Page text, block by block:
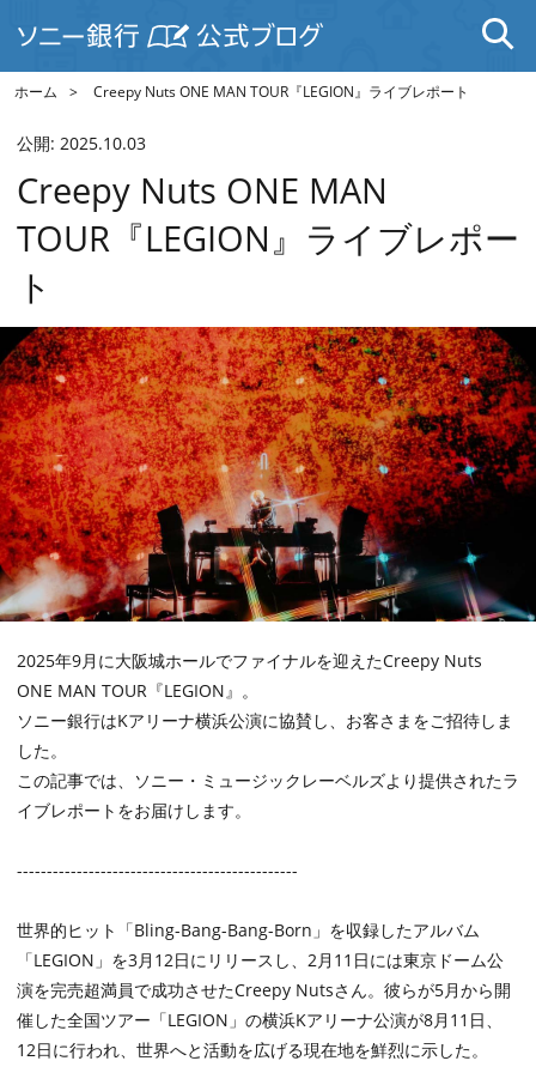
ホーム Creepy Nuts ONE MAN TOUR『LEGION』ライブレポート
公開: 2025.10.03
Creepy Nuts ONE MAN
TOUR『LEGION』ライブレポー
ト
2025年9月に大阪城ホールでファイナルを迎えたCreepy Nuts
ONE MAN TOUR『LEGION』。
ソニー銀行はKアリーナ横浜公演に協賛し、お客さまをご招待しま
した。
この記事では、ソニー・ミュージックレーベルズより提供されたラ
イブレポートをお届けします。
-----------------------------------------------
世界的ヒット「Bling-Bang-Bang-Born」を収録したアルバム
「LEGION」を3月12日にリリースし、2月11日には東京ドーム公
演を完売超満員で成功させたCreepy Nutsさん。彼らが5月から開
催した全国ツアー「LEGION」の横浜Kアリーナ公演が8月11日、
12日に行われ、世界へと活動を広げる現在地を鮮烈に示した。